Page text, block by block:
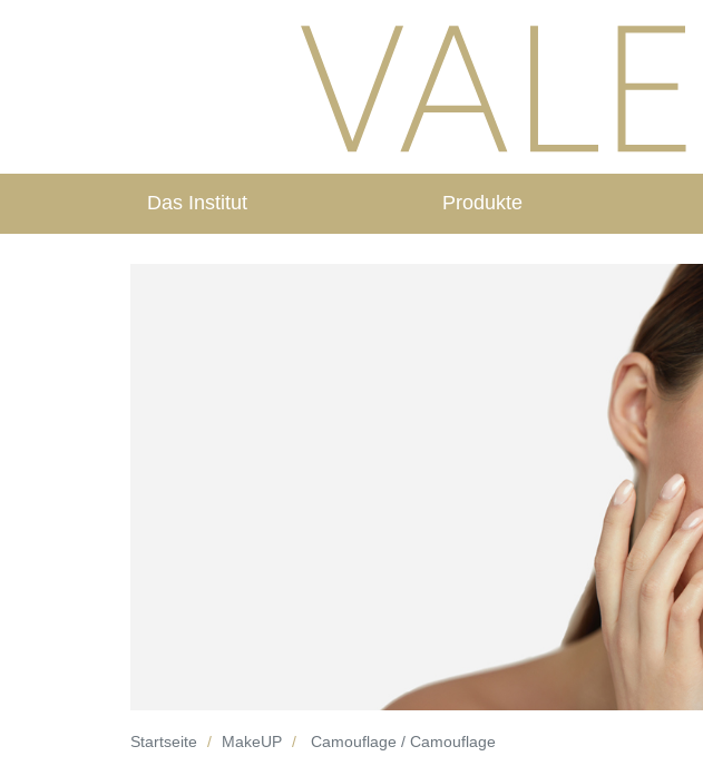
Das Institut Produkte
Startseite MakeUP Camouflage / Camouflage